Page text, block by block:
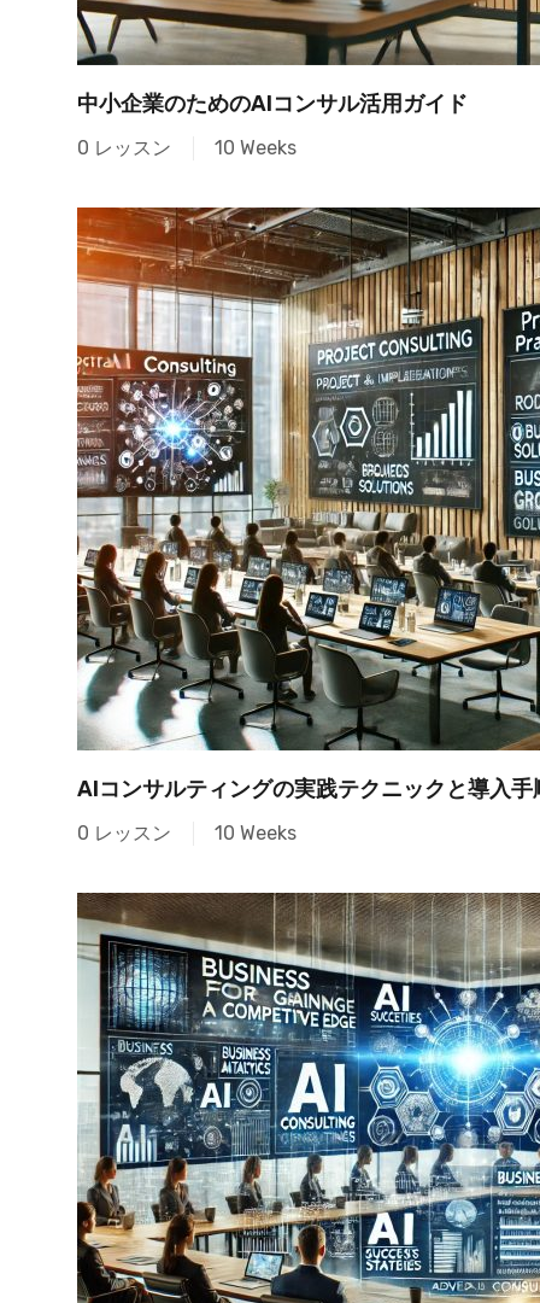
中小企業のためのAIコンサル活用ガイド
0 レッスン 10 Weeks
AIコンサルティングの実践テクニックと導入手
0 レッスン 10 Weeks